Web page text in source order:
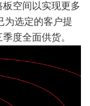
空间以实现更多
为选定的客户提
度全面供货。